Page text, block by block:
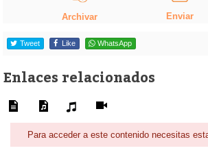
Archivar Enviar
Tweet Like WhatsApp
Enlaces relacionados
Para acceder a este contenido necesitas